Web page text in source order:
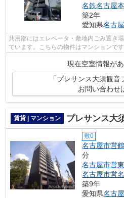
名鉄名古屋
築2年
愛知県名古
共用部にはエレベータ・敷地内ごみ置き
ています。こちらの物件はマンションで
現在空室情報があ
「プレサンス大須観
お問い合わせ
賃貸 | マンション プレサンス大
敷0
名古屋市営
分
名古屋市営
名古屋市営
築9年
愛知県名古